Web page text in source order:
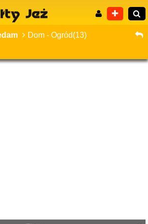
Dom - Ogród(13)